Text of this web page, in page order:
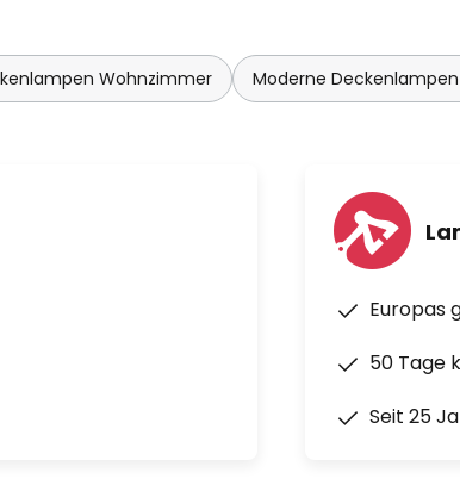
Wohnzimmer Moderne
Europas
50 Tage
Seit 25